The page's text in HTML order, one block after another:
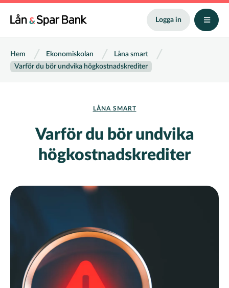
Hoppa
Logga in
Länkstig
Hem Ekonomiskolan
Låna smart
Varför du bör undvika högkostnadskrediter
LÅNA SMART
Varför du bör undvika
högkostnadskrediter